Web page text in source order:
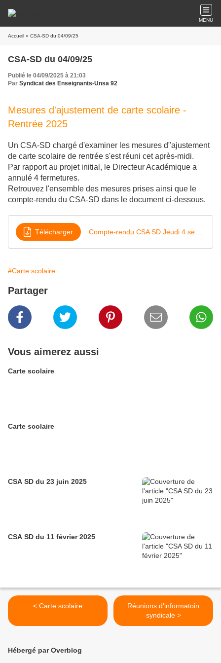
MENU
Accueil » CSA-SD du 04/09/25
CSA-SD du 04/09/25
Publié le 04/09/2025 à 21:03
Par Syndicat des Enseignants-Unsa 92
Mesures d'ajustement de carte scolaire -
Rentrée 2025
Un CSA-SD chargé d'examiner les mesures d"ajustement
de carte scolaire de rentrée s'est réuni cet après-midi.
Par rapport au projet initial, le Directeur Académique a
annulé 4 fermetures.
Retrouvez l'ensemble des mesures prises ainsi que le
compte-rendu du CSA-SD dans le document ci-dessous.
Télécharger
#Carte scolaire
Partager
Vous aimerez aussi
Carte scolaire
Carte scolaire
CSA SD du 23 juin 2025
CSA SD du 11 février 2025
< Carte scolaire
Réunions d'informatoin
syndicale >
Hébergé par Overblog